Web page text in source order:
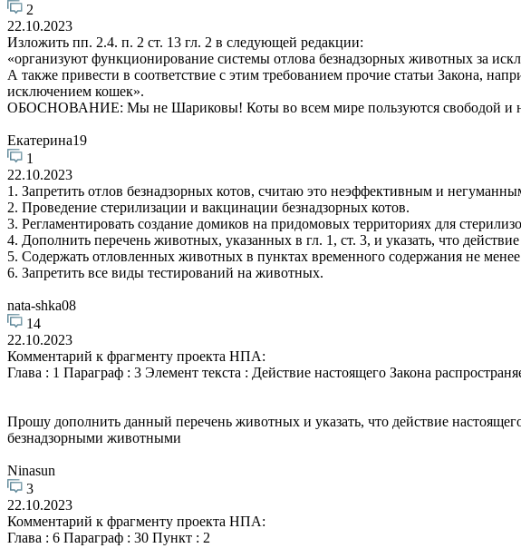
2
22.10.2023
Изложить пп. 2.4. п. 2 ст. 13 гл. 2 в следующей редакции:
«организуют функционирование системы отлова безнадзорных животных за
А также привести в соответствие с этим требованием прочие статьи Закона,
исключением кошек».
ОБОСНОВАНИЕ: Мы не Шариковы! Коты во всем мире пользуются свободой и
Екатерина19
1
22.10.2023
1. Запретить отлов безнадзорных котов, считаю это неэффективным и
2. Проведение стерилизации и вакцинации безнадзорных котов.
3. Регламентировать создание домиков на придомовых территориях для
4. Дополнить перечень животных, указанных в гл. 1, ст. 3, и указать, что
5. Содержать отловленных животных в пунктах временного содержания не
6. Запретить все виды тестирований на животных.
nata-shka08
14
22.10.2023
Комментарий к фрагменту проекта НПА:
Глава : 1 Параграф : 3 Элемент текста : Действие настоящего Закона
Прошу дополнить данный перечень животных и указать, что действие
безнадзорными животными
Ninasun
3
22.10.2023
Комментарий к фрагменту проекта НПА:
Глава : 6 Параграф : 30 Пункт : 2